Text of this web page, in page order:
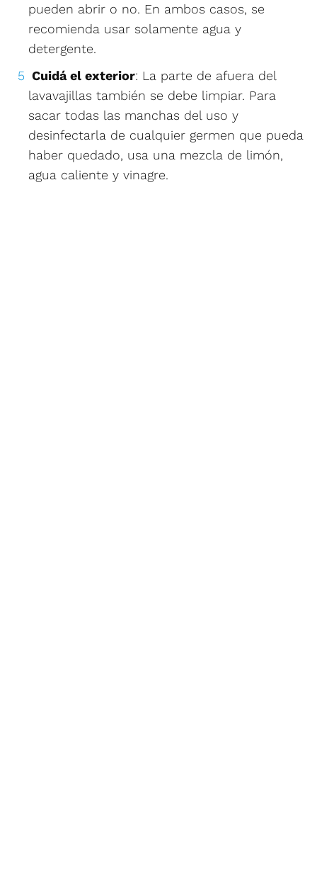
pueden abrir o no. En ambos casos, se
recomienda usar solamente agua y
detergente.
Cuidá el exterior: La parte de afuera del
lavavajillas también se debe limpiar. Para
sacar todas las manchas del uso y
desinfectarla de cualquier germen que pueda
haber quedado, usa una mezcla de limón,
agua caliente y vinagre.